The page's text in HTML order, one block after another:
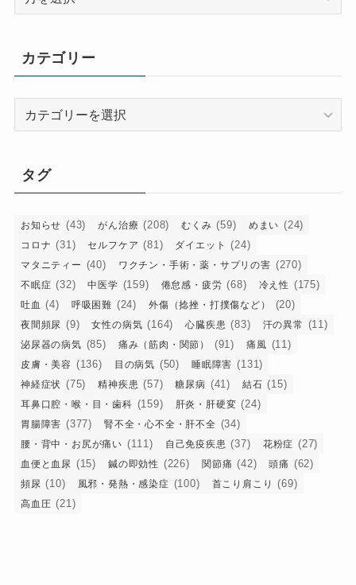
ブ
カテゴリー
ー
タグ
お知らせ (43) がん治療 (208) むくみ (59) めまい (24)
コロナ (31) セルフケア (81) ダイエット (24)
マタニティー (40) ワクチン・手術・薬・サプリの害 (270)
不眠症 (32) 中医学 (159) 倦怠感・疲労 (68) 冷え性 (175)
吐血 (4) 呼吸困難 (24) 外傷（捻挫・打撲傷など） (20)
夜間頻尿 (9) 女性の病気 (164) 心臓疾患 (83) 汗の異常 (11)
泌尿器の病気 (85) 痛み（筋肉・関節） (91) 痛風 (11)
皮膚・美容 (136) 目の病気 (50) 睡眠障害 (131)
神経症状 (75) 精神疾患 (57) 糖尿病 (41) 結石 (15)
耳鼻口腔・喉・目・歯科 (159) 肝炎・肝硬変 (24)
胃腸障害 (377) 腎不全・心不全・肝不全 (34)
腰・背中・お尻が痛い (111) 自己免疫疾患 (37) 花粉症 (27)
血便と血尿 (15) 鍼の即効性 (226) 関節痛 (42) 頭痛 (62)
頻尿 (10) 風邪・発熱・感染症 (100) 首こり肩こり (69)
高血圧 (21)